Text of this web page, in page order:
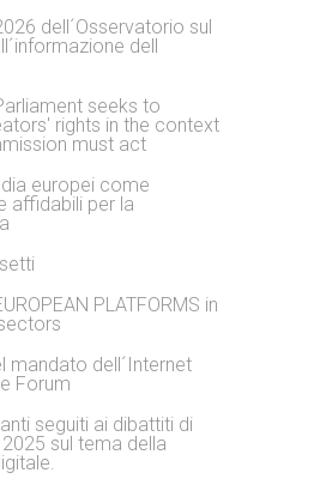
dell´Osservatorio sul
dell
seeks to
rights in the context
must act
europei come
affidabili per la
PLATFORMS in
mandato dell´Internet
Forum
seguiti ai dibattiti di
sul tema della